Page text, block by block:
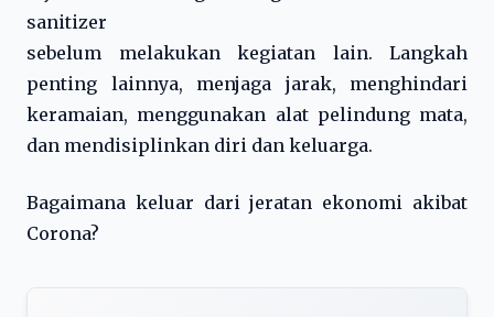
sanitizer
sebelum melakukan kegiatan lain. Langkah
penting lainnya, menjaga jarak, menghindari
keramaian, menggunakan alat pelindung mata,
dan mendisiplinkan diri dan keluarga.
Bagaimana keluar dari jeratan ekonomi akibat
Corona?